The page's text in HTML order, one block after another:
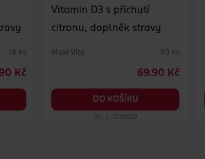
16 ks
Kč
Vitamin D3 s příchutí
citronu, doplněk stravy
Maxi Vita 90 ks
69.90 Kč
DO KOŠÍKU
Obj. č.: 1029529